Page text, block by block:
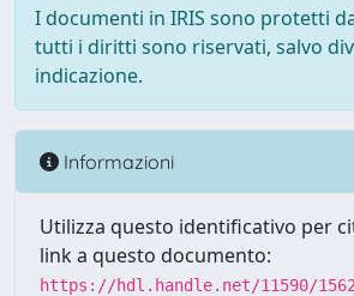
I documenti in IRIS sono protetti
tutti i diritti sono riservati, salvo
indicazione.
Informazioni
Utilizza questo identificativo per
link a questo documento:
https://hdl.handle.net/11590/